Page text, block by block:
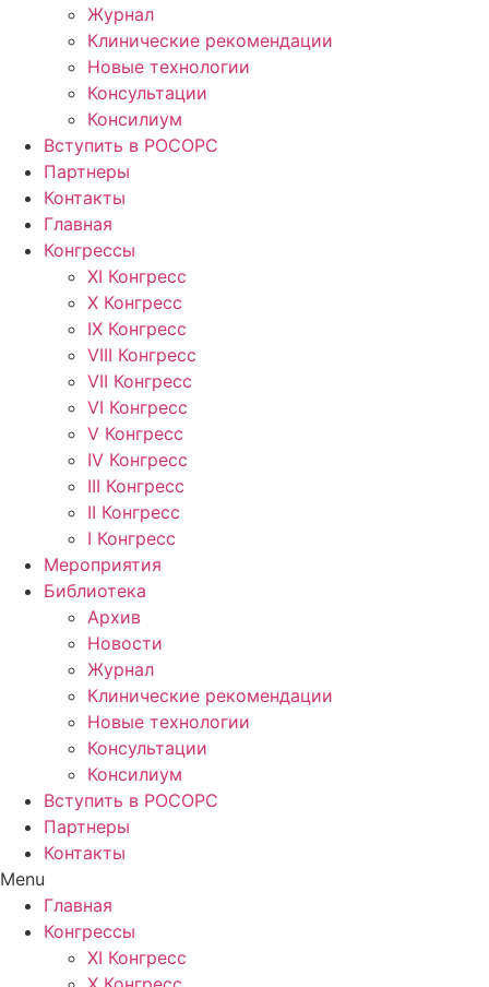
Журнал
Клинические рекомендации
Новые технологии
Консультации
Консилиум
Вступить в РОСОРС
Партнеры
Контакты
Главная
Конгрессы
XI Конгресс
X Конгресс
IX Конгресс
VIII Конгресс
VII Конгресс
VI Конгресс
V Конгресс
IV Конгресс
III Конгресс
II Конгресс
I Конгресс
Мероприятия
Библиотека
Архив
Новости
Журнал
Клинические рекомендации
Новые технологии
Консультации
Консилиум
Вступить в РОСОРС
Партнеры
Контакты
Menu
Главная
Конгрессы
XI Конгресс